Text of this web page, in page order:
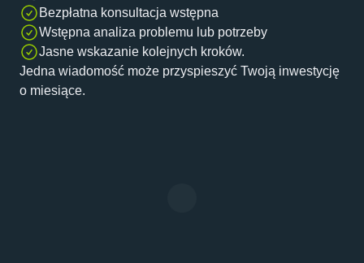
Bezpłatna konsultacja wstępna
Wstępna analiza problemu lub potrzeby
Jasne wskazanie kolejnych kroków.
Jedna wiadomość może przyspieszyć Twoją inwestycję
o miesiące.